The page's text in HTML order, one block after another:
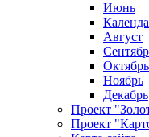
Июнь
Август
Октябрь
Ноябрь
Декабрь
Проект
Проект